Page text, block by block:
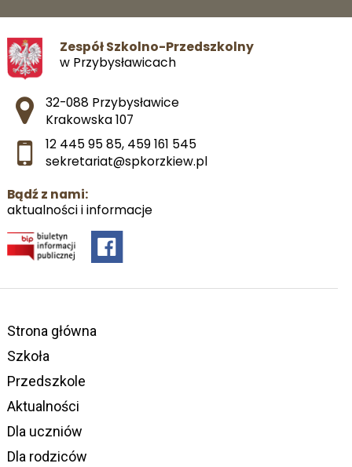
Zespół Szkolno-Przedszkolny
w Przybysławicach
Adres pocztowy:
32-088 Przybysławice
Krakowska 107
12 445 95 85, 459 161 545
sekretariat@spkorzkiew.pl
Bądź z nami:
aktualności i informacje
Strona główna
Szkoła
Przedszkole
Aktualności
Dla uczniów
Dla rodziców